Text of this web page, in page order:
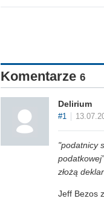
Komentarze 6
Delirium
#1
"podatnicy
złożą
Jeff Bezos